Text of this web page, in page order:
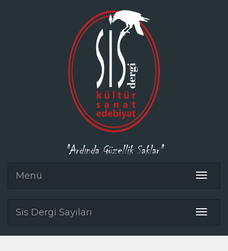
"Ardında Güzellik Saklar"
Toggle
Menü
Toggle
Sis Dergi Sayıları